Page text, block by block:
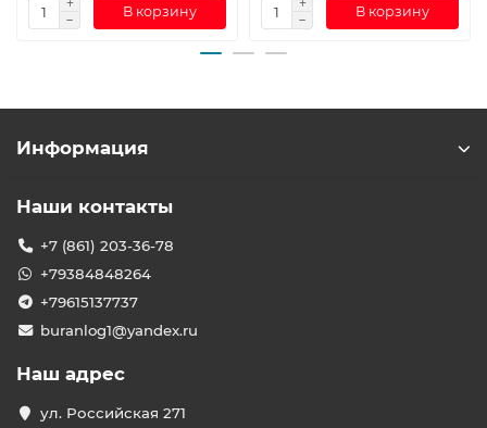
В корзину В корзину
Информация
Наши контакты
+7 (861) 203-36-78
+79384848264
+79615137737
buranlog1@yandex.ru
Наш адрес
ул. Российская 271